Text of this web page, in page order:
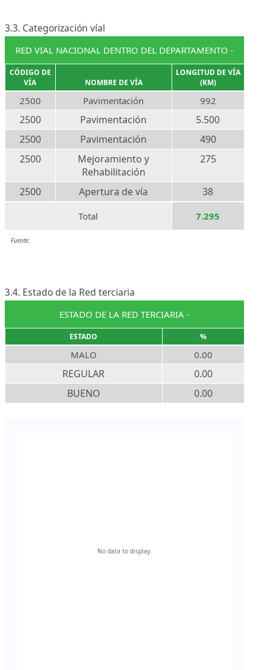
3.3. Categorización víal
RED VIAL NACIONAL DENTRO DEL DEPARTAMENTO -
CÓDIGO DE
VÍA
NOMBRE DE VÍA
LONGITUD DE VÍA
(KM)
2500 Pavimentación 992
2500 Pavimentación
5.500
2500
Pavimentación
490
2500
Mejoramiento y
Rehabilitación
275
2500 Apertura de vía 38
Total 7.295
Fuente:
3.4. Estado de la Red terciaria
ESTADO DE LA RED TERCIARIA -
ESTADO %
MALO 0.00
REGULAR
0.00
BUENO
0.00